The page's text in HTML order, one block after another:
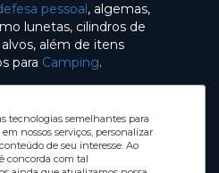
tecnologias semelhantes para
nossos serviços, personalizar
de seu interesse. Ao
concorda com tal
pessoal, algemas,
lunetas, cilindros de
alvos, além de itens
para Camping.